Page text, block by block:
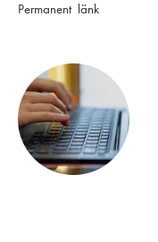
Permanent länk